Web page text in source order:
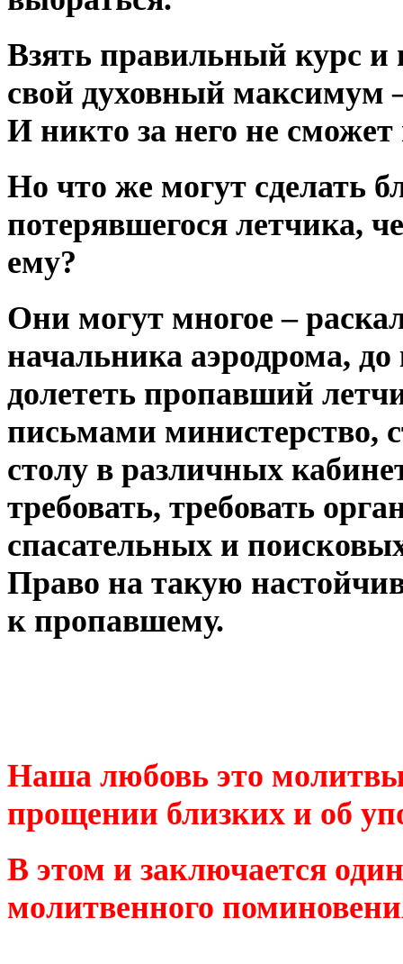
Взять правильный курс и
свой духовный максимум
И никто за него не сможет
Но что же могут сделать
потерявшегося летчика,
ему?
Они могут многое –
начальника аэродрома, до
долететь пропавший
письмами министерство,
столу в различных
требовать, требовать
спасательных и
Право на такую
к пропавшему.
Наша любовь это
прощении близких и об
В этом и заключается
молитвенного